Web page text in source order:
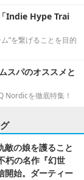
Indie Hype Trai
”を繋げることを目的
スパのオススメと
Nordicを徹底特集！
敵の娘を護ること
朽の名作『幻世
開始。ダーティー